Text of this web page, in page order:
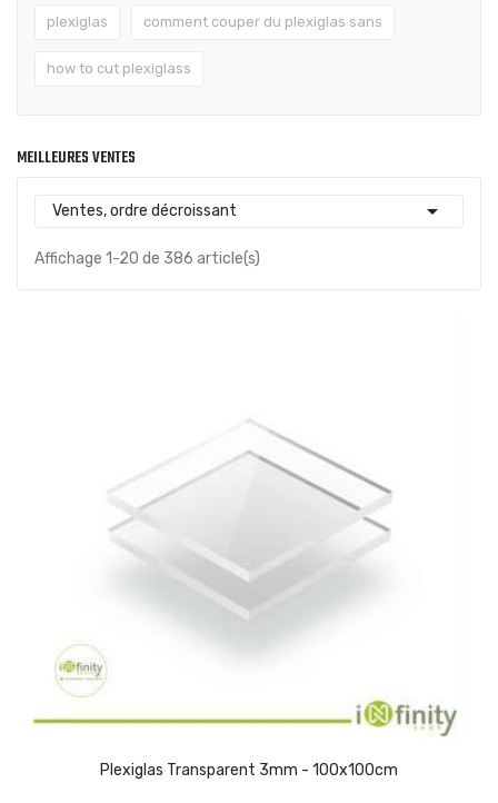
plexiglas comment couper du plexiglas sans
how to cut plexiglass
MEILLEURES VENTES
Ventes, ordre décroissant 
Affichage 1-20 de 386 article(s)
Plexiglas Transparent 3mm - 100x100cm